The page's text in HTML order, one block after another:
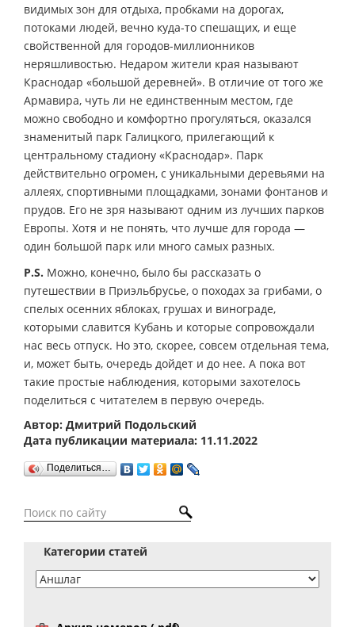
видимых зон для отдыха, пробками на дорогах,
потоками людей, вечно куда-то спешащих, и еще
свойственной для городов-миллионников
неряшливостью. Недаром жители края называют
Краснодар «большой деревней». В отличие от того же
Армавира, чуть ли не единственным местом, где
можно свободно и комфортно прогуляться, оказался
знаменитый парк Галицкого, прилегающий к
центральному стадиону «Краснодар». Парк
действительно огромен, с уникальными деревьями на
аллеях, спортивными площадками, зонами фонтанов и
прудов. Его не зря называют одним из лучших парков
Европы. Хотя и не понять, что лучше для города —
один большой парк или много самых разных.
P.S. Можно, конечно, было бы рассказать о
путешествии в Приэльбрусье, о походах за грибами, о
спелых осенних яблоках, грушах и винограде,
которыми славится Кубань и которые сопровождали
нас весь отпуск. Но это, скорее, совсем отдельная тема,
и, может быть, очередь дойдет и до нее. А пока вот
такие простые наблюдения, которыми захотелось
поделиться с читателем в первую очередь.
Автор: Дмитрий Подольский
Дата публикации материала: 11.11.2022
Поделиться…
Категории статей